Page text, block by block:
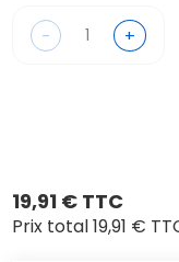
- +
19,91 € TTC
Prix total19,91 €